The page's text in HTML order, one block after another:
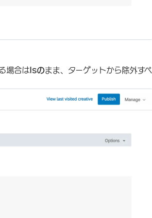
場合は Isのまま、ターゲットから除外すべ